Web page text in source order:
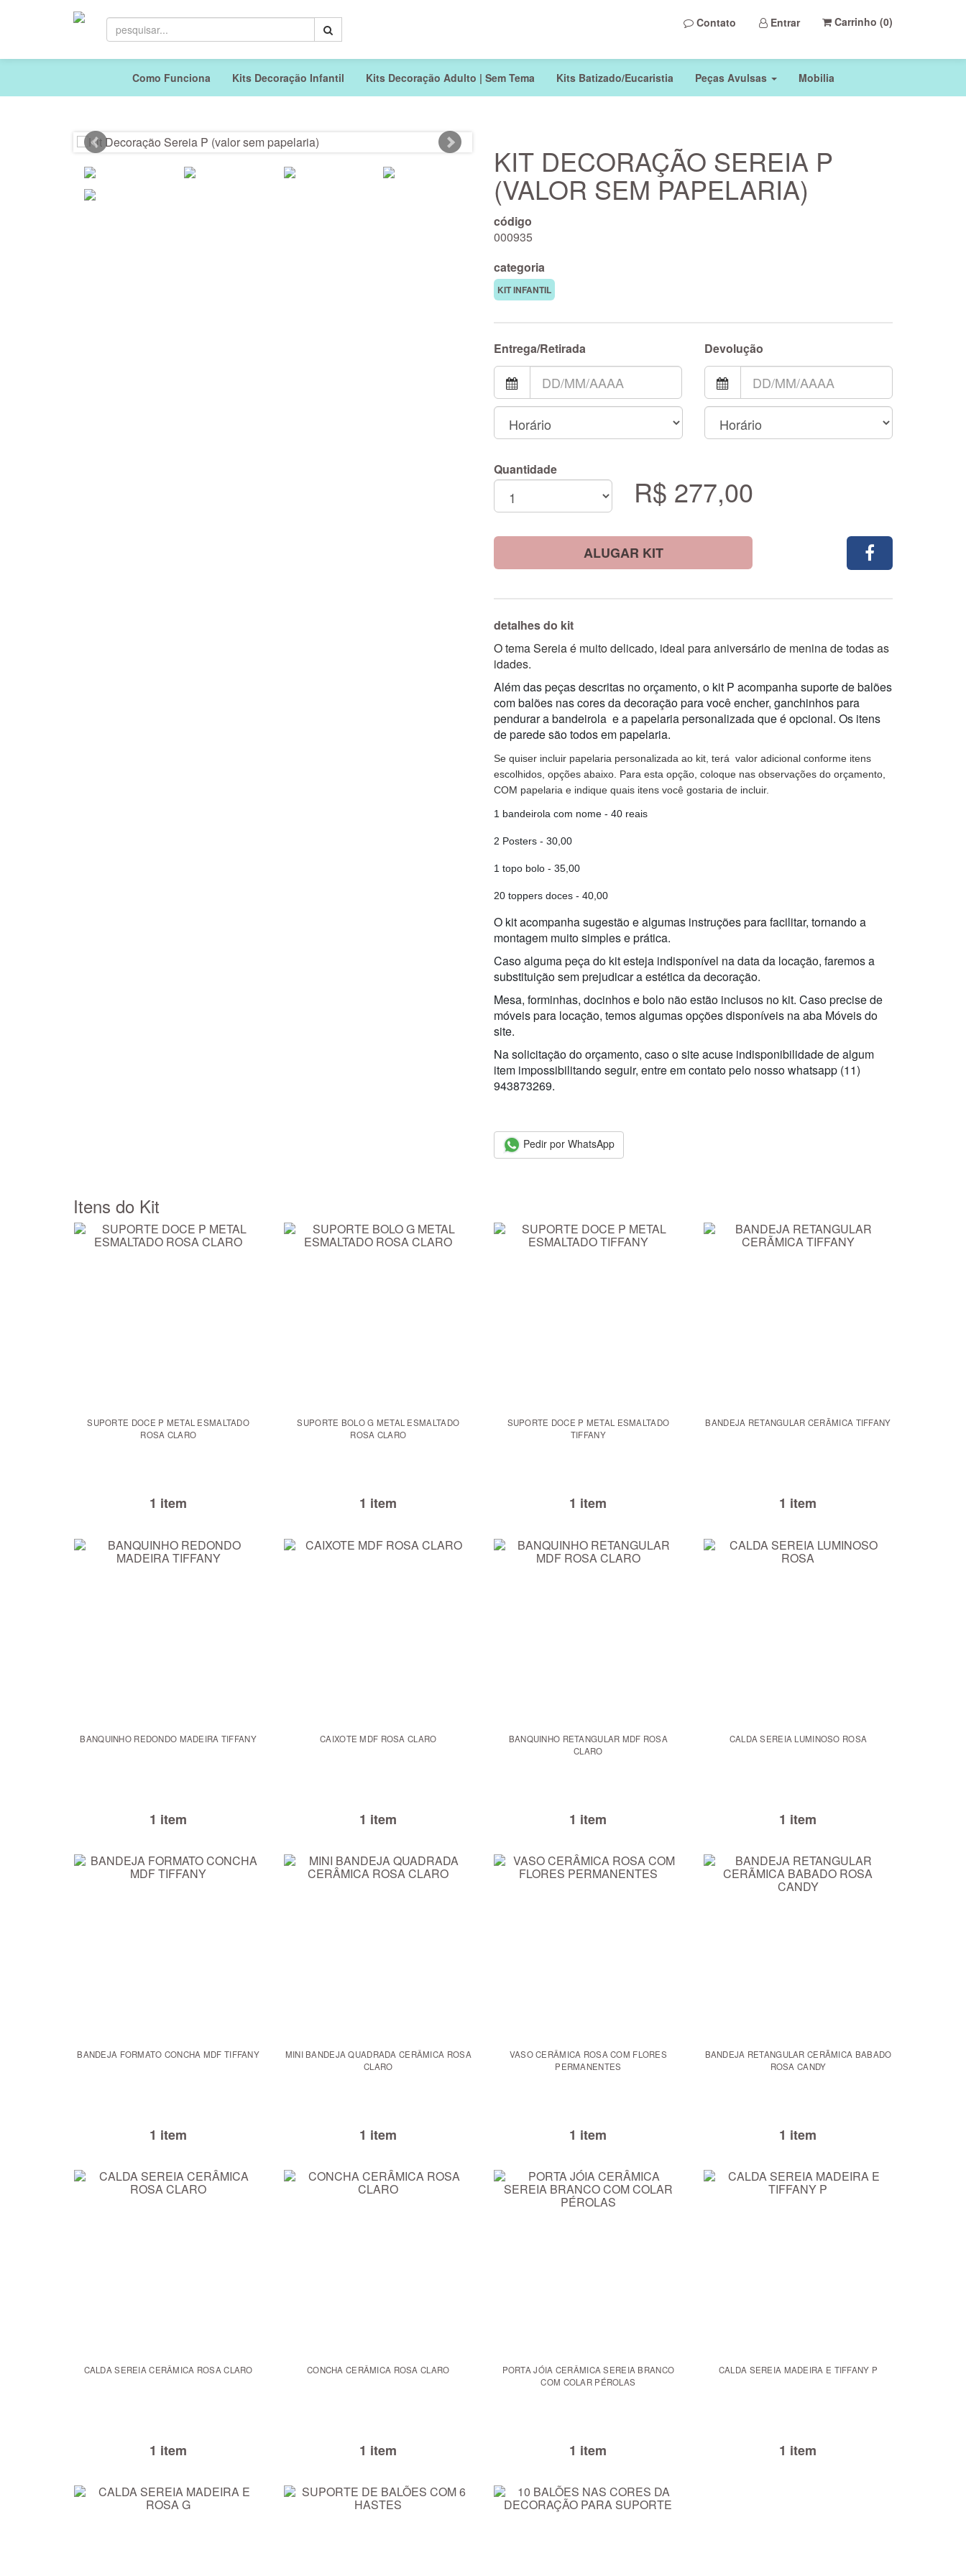
Contato Entrar Carrinho (0)
Como Funciona Kits Decoração Infantil Kits Decoração Adulto | Sem Tema Kits Batizado/Eucaristia Peças Avulsas Mobilia
KIT DECORAÇÃO SEREIA P
(VALOR SEM PAPELARIA)
código
000935
categoria
KIT INFANTIL
Entrega/Retirada Devolução
Quantidade
R$ 277,00
ALUGAR KIT
detalhes do kit
O tema Sereia é muito delicado, ideal para aniversário de menina de todas as
idades.
Além das peças descritas no orçamento, o kit P acompanha suporte de balões
com balões nas cores da decoração para você encher, ganchinhos para
pendurar a bandeirola e a papelaria personalizada que é opcional. Os itens
de parede são todos em papelaria.
Se quiser incluir papelaria personalizada ao kit, terá  valor adicional conforme itens
escolhidos, opções abaixo. Para esta opção, coloque nas observações do orçamento,
COM papelaria e indique quais itens você gostaria de incluir.
1 bandeirola com nome - 40 reais
2 Posters - 30,00
1 topo bolo - 35,00
20 toppers doces - 40,00
O kit acompanha sugestão e algumas instruções para facilitar, tornando a
montagem muito simples e prática.
Caso alguma peça do kit esteja indisponível na data da locação, faremos a
substituição sem prejudicar a estética da decoração.
Mesa, forminhas, docinhos e bolo não estão inclusos no kit. Caso precise de
móveis para locação, temos algumas opções disponíveis na aba Móveis do
site.
Na solicitação do orçamento, caso o site acuse indisponibilidade de algum
item impossibilitando seguir, entre em contato pelo nosso whatsapp (11)
943873269.
Pedir por WhatsApp
Itens do Kit
SUPORTE DOCE P METAL ESMALTADO
ROSA CLARO
1 item
SUPORTE BOLO G METAL ESMALTADO
ROSA CLARO
1 item
SUPORTE DOCE P METAL ESMALTADO
TIFFANY
1 item
BANDEJA RETANGULAR CERÃMICA TIFFANY
1 item
BANQUINHO REDONDO MADEIRA TIFFANY
1 item
CAIXOTE MDF ROSA CLARO
1 item
BANQUINHO RETANGULAR MDF ROSA
CLARO
1 item
CALDA SEREIA LUMINOSO ROSA
1 item
BANDEJA FORMATO CONCHA MDF TIFFANY
1 item
MINI BANDEJA QUADRADA CERÂMICA ROSA
CLARO
1 item
VASO CERÂMICA ROSA COM FLORES
PERMANENTES
1 item
BANDEJA RETANGULAR CERÃMICA BABADO
ROSA CANDY
1 item
CALDA SEREIA CERÂMICA ROSA CLARO
1 item
CONCHA CERÂMICA ROSA CLARO
1 item
PORTA JÓIA CERÂMICA SEREIA BRANCO
COM COLAR PÉROLAS
1 item
CALDA SEREIA MADEIRA E TIFFANY P
1 item